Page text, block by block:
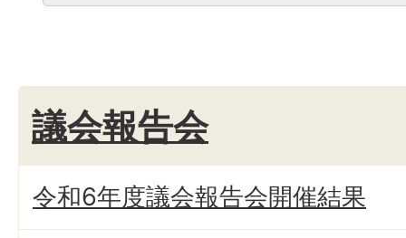
議会報告会
令和6年度議会報告会開催結果